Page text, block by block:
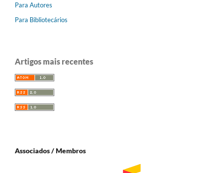
Para Autores
Para Bibliotecários
Artigos mais recentes
Associados / Membros